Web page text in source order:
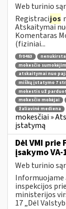
Web turinio
Registracijos
Atskaitymai
Komentaras
(fiziniai...
fr0463
mokesčio
atskaitymai nuo
miškų įstatymo 7 str.
mokestis už
mokesčio mokėjai
žaliavinė mediena
mokesčiai »
įstatymą
Dėl VMI prie
įsakymo VA-
Web turinio
Informuojame
inspekcijos
ministerijos
17 „Dėl